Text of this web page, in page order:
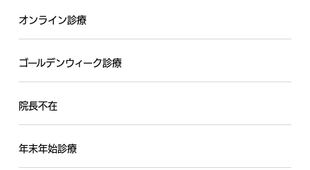
オンライン診療
ゴールデンウィーク診療
院長不在
年末年始診療